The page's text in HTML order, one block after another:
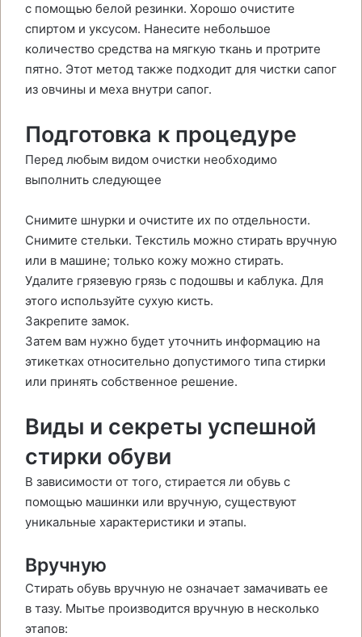
с помощью белой резинки. Хорошо очистите
спиртом и уксусом. Нанесите небольшое
количество средства на мягкую ткань и протрите
пятно. Этот метод также подходит для чистки сапог
из овчины и меха внутри сапог.
Подготовка к процедуре
Перед любым видом очистки необходимо
выполнить следующее
Снимите шнурки и очистите их по отдельности.
Снимите стельки. Текстиль можно стирать вручную
или в машине; только кожу можно стирать.
Удалите грязевую грязь с подошвы и каблука. Для
этого используйте сухую кисть.
Закрепите замок.
Затем вам нужно будет уточнить информацию на
этикетках относительно допустимого типа стирки
или принять собственное решение.
Виды и секреты успешной
стирки обуви
В зависимости от того, стирается ли обувь с
помощью машинки или вручную, существуют
уникальные характеристики и этапы.
Вручную
Стирать обувь вручную не означает замачивать ее
в тазу. Мытье производится вручную в несколько
этапов: